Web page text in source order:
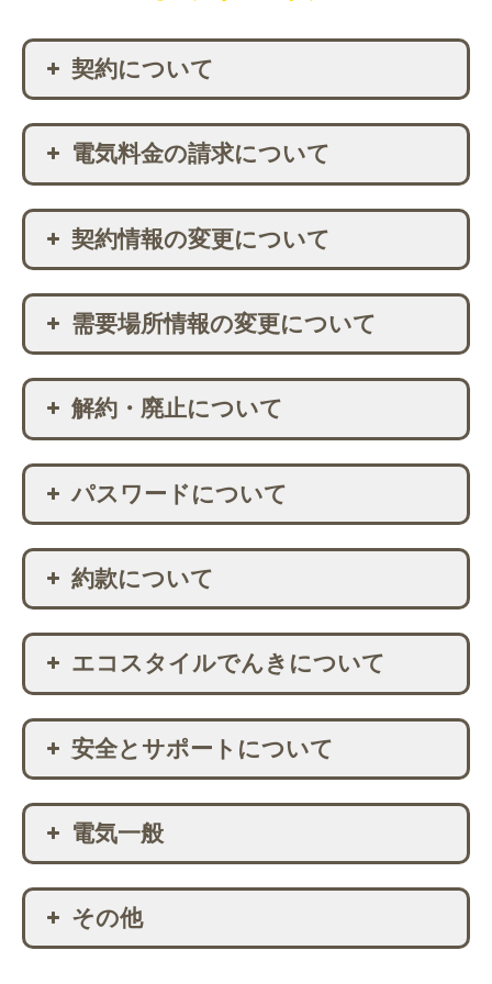
契約について
「エコスタイルでんき」に申し込むた
めにはどうしたら良いですか？
「エコスタイルでんき」の価格は安い
ですか？月いくらになりますか？
サービスの供給エリアはどこですか？
「エコスタイルでんき」に切り替えて
電話、ファックス、郵送での申し込み
はできないのですか？
切り替え時に、現在契約している電力
会社への連絡は必要ですか？
ルでんき」に切り替わりますか？
「エコスタイルでんき」に切り替える
とき、工事が必要になりますか？
スマートメーターとは何ですか？
スマートメーター設置などの工事費用
はかかりますか？
既にスマートメーターが取り付けられ
ていますが、他に工事などは必要です
か？
電気料金の請求について
『燃料費調整額』はいくらですか？
『容量拠出金』とは何ですか？また、
料金はかかりますか？
『再エネ発電賦課金』とは何ですか？
請求書はいつ通知されますか？
請求書や領収書は発行されますか？
支払日はいつになりますか。
電気料金の支払い方法はどうなります
クレジットカードの情報登録はどこか
ら入力できますか？また、いつ登録す
ればよいですか？
約地点ごとに届きました。どれか一つ
に登録すればいいですか？
電気料金の支払日の変更はできます
か？
た場合はどうなりますか？
引き落とし口座やクレジットカードを
契約情報の変更について
登録した電話番号を変更できますか？
苗字が変わったのですが名義の表記を
変更できますか？
需要場所情報の変更について
需要場所を追加できますか？
解約・廃止について
引っ越し先でもエコスタイルでんきは
利用できますか？
解約したいのですがどのようにすれば
よいですか？
別会社に需要場所を譲渡したいのです
が、どのようにすればよいですか？
パスワードについて
お客様番号、パスワード欄には何を入
力したらよいですか？
お客様番号がわかりません、どのよう
にすればよいですか？
パスワードを忘れてしまいました、ど
のようにすればよいですか？
パスワードに記号は使えますか？どの
ような文字が使えますか？
約款について
『約款』とは何ですか？
『託送供給等約款』とは何ですか？
エコスタイルでんきについて
エコスタイルでんきはどのように電気
を調達しているのですか？
エコスタイルの電源構成を教えてくだ
さい。
使用している電気の量を、リアルタイ
ムで確認することはできますか？
安全とサポートについて
「エコスタイルでんき」に切り替える
ことで、電気の品質が低下することは
ありませんか？
停電になった場合など、緊急時に連絡
したいときはどうすればいいのです
電気一般
低圧・高圧の違いって何ですか？
なぜ電力は自由化されるのですか？
その他